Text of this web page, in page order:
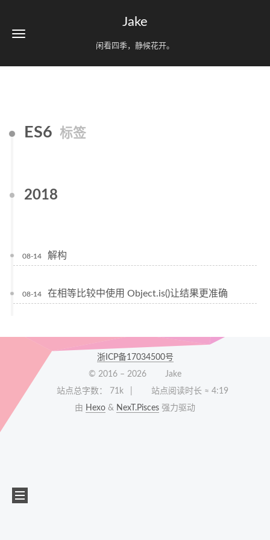
Jake
闲看四季，静候花开。
ES6 标签
2018
08-14 解构
08-14 在相等比较中使用 Object.is()让结果更准确
浙ICP备17034500号
© 2016 – 2026
Jake
站点总字数：
71k 站点阅读时长 ≈ 4:19
由 Hexo & NexT.Pisces 强力驱动